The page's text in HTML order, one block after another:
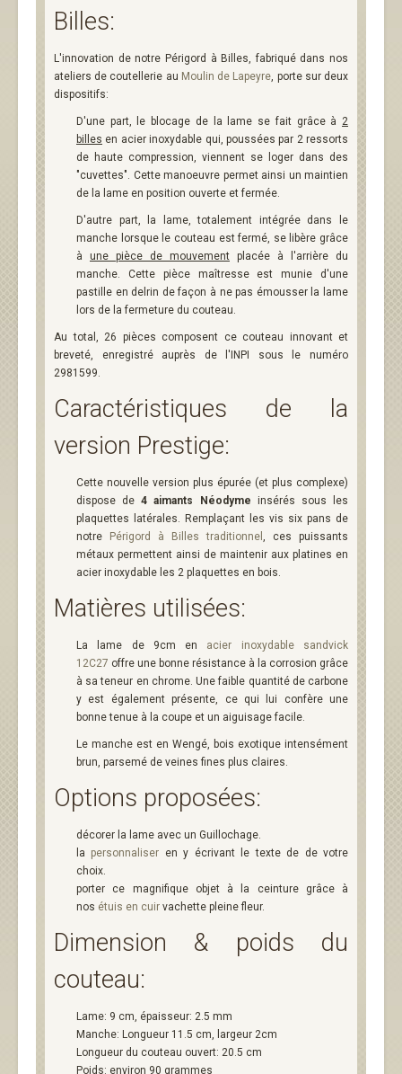
Billes:
L'innovation de notre Périgord à Billes, fabriqué dans nos
ateliers de coutellerie au Moulin de Lapeyre, porte sur deux
dispositifs:
D'une part, le blocage de la lame se fait grâce à 2
billes en acier inoxydable qui, poussées par 2 ressorts
de haute compression, viennent se loger dans des
"cuvettes". Cette manoeuvre permet ainsi un maintien
de la lame en position ouverte et fermée.
D'autre part, la lame, totalement intégrée dans le
manche lorsque le couteau est fermé, se libère grâce
à une pièce de mouvement placée à l'arrière du
manche. Cette pièce maîtresse est munie d'une
pastille en delrin de façon à ne pas émousser la lame
lors de la fermeture du couteau.
Au total, 26 pièces composent ce couteau innovant et
breveté, enregistré auprès de l'INPI sous le numéro
2981599.
Caractéristiques de la
version Prestige:
Cette nouvelle version plus épurée (et plus complexe)
dispose de4 aimants Néodyme insérés sous les
plaquettes latérales. Remplaçant les vis six pans de
notre
Périgord à Billes traditionnel , ces puissants
métaux permettent ainsi de maintenir aux platines en
acier inoxydable les 2 plaquettes en bois.
Matières utilisées:
La lame de 9cm en acier inoxydable sandvick
12C27 offre une bonne résistance à la corrosion grâce
à sa teneur en chrome. Une faible quantité de carbone
y est également présente, ce qui lui confère une
bonne tenue à la coupe et un aiguisage facile.
Le manche est en Wengé, bois exotique intensément
brun, parsemé de veines fines plus claires.
Options proposées:
décorer la lame avec un Guillochage.
la personnaliser en y écrivant le texte de de votre
choix.
porter ce magnifique objet à la ceinture grâce à
nos étuis en cuir vachette pleine fleur.
Dimension & poids du
couteau:
Lame: 9 cm, épaisseur: 2.5 mm
Manche: Longueur 11.5 cm, largeur 2cm
Longueur du couteau ouvert: 20.5 cm
Poids: environ 90 grammes